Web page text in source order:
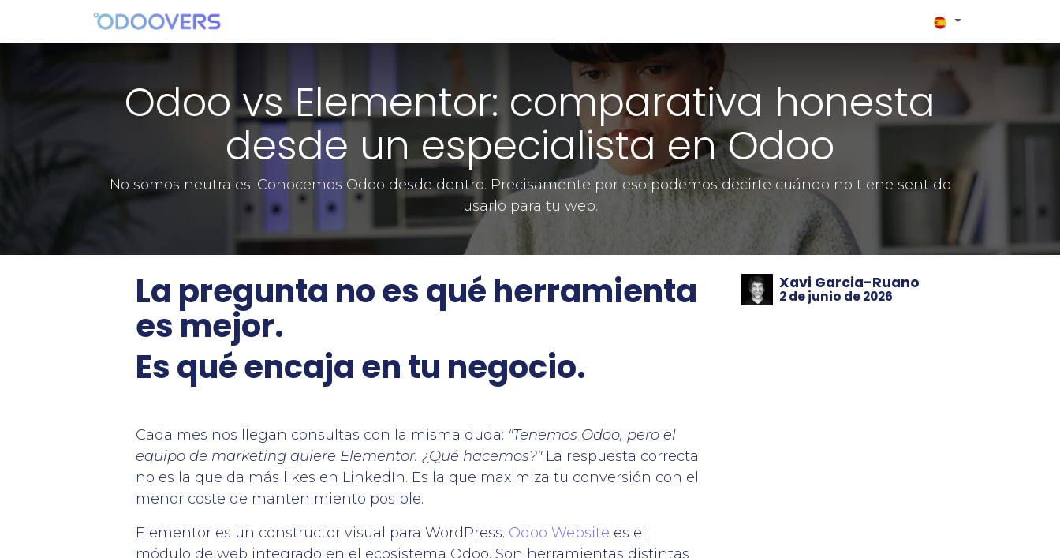
Odoo vs Elementor: comparativa honesta
desde un especialista en Odoo
No somos neutrales. Conocemos Odoo desde dentro. Precisamente por eso podemos decirte cuándo no tiene sentido
usarlo para tu web.
La pregunta no es qué herramienta
es mejor.
Es qué encaja en tu negocio.
Cada mes nos llegan consultas con la misma duda: "Tenemos Odoo, pero el
equipo de marketing quiere Elementor. ¿Qué hacemos?"La respuesta correcta
no es la que da más likes en LinkedIn. Es la que maximiza tu conversión con el
menor coste de mantenimiento posible.
Elementor es un constructor visual para WordPress. Odoo Website es el
módulo de web integrado en el ecosistema Odoo. Son herramientas distintas
Xavi Garcia-Ruano
2 de junio de 2026